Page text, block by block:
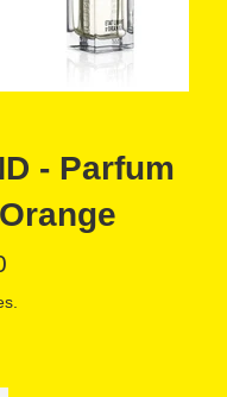
- Parfum